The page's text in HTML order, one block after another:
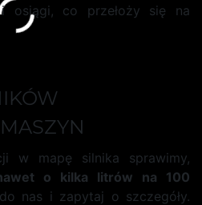
osiągi, co przełoży się na
w mapę silnika sprawimy,
o kilka litrów na 100
nas i zapytaj o szczegóły.